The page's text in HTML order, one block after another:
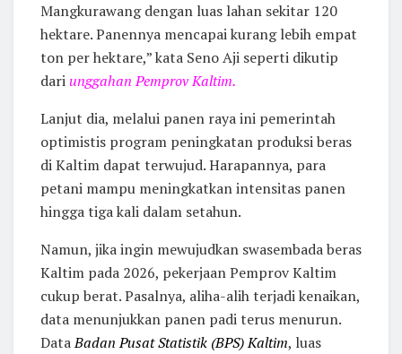
Mangkurawang dengan luas lahan sekitar 120
hektare. Panennya mencapai kurang lebih empat
ton per hektare,” kata Seno Aji seperti dikutip
dariunggahan Pemprov Kaltim.
Lanjut dia, melalui panen raya ini pemerintah
optimistis program peningkatan produksi beras
di Kaltim dapat terwujud. Harapannya, para
petani mampu meningkatkan intensitas panen
hingga tiga kali dalam setahun.
Namun, jika ingin mewujudkan swasembada beras
Kaltim pada 2026, pekerjaan Pemprov Kaltim
cukup berat. Pasalnya, aliha-alih terjadi kenaikan,
data menunjukkan panen padi terus menurun.
DataBadan Pusat Statistik (BPS) Kaltim, luas